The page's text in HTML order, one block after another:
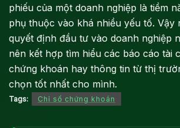
phiếu của một doanh nghiệp là tiềm
phụ thuộc vào khá nhiều yếu tố. Vậy
quyết định đầu tư vào doanh nghiệp
nên kết hợp tìm hiểu các báo cáo tài
chứng khoán hay thông tin từ thị
chọn tốt nhất cho mình.
Tags: Chỉ số chứng khoán